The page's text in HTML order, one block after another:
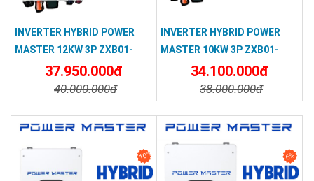
INVERTER HYBRID POWER
MASTER 12KW 3P ZXB01-
TPM-123G-EU
37.950.000đ
40.000.000đ
INVERTER HYBRID POWER
MASTER 10KW 3P ZXB01-
TPM-103G-EU
34.100.000đ
38.000.000đ
10% 6%